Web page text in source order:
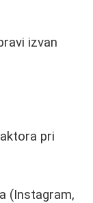
izvan
pri
(Instagram,